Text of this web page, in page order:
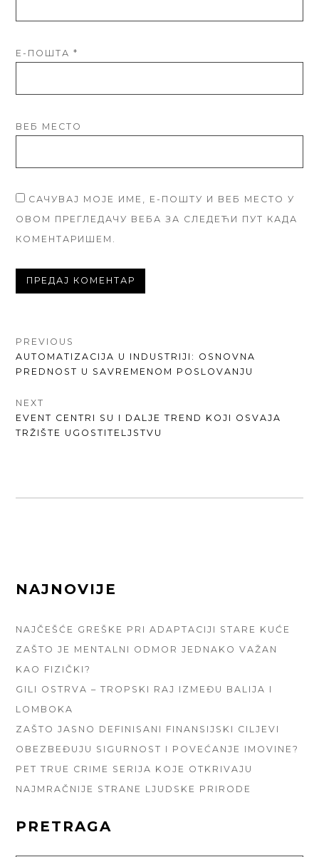
Е-ПОШТА*
ВЕБ МЕСТО
САЧУВАЈ МОЈЕ ИМЕ, Е-ПОШТУ И ВЕБ МЕСТО У
ОВОМ ПРЕГЛЕДАЧУ ВЕБА ЗА СЛЕДЕЋИ ПУТ КАДА
КОМЕНТАРИШЕМ.
КРЕТАЊЕ
ЧЛАНКА
PREVIOUS
PREVIOUS
POST:
AUTOMATIZACIJA U INDUSTRIJI: OSNOVNA
PREDNOST U SAVREMENOM POSLOVANJU
NEXT
NEXT
POST:
EVENT CENTRI SU I DALJE TREND KOJI OSVAJA
TRŽIŠTE UGOSTITELJSTVU
FOOTER
NAJNOVIJE
NAJČEŠĆE GREŠKE PRI ADAPTACIJI STARE KUĆE
ZAŠTO JE MENTALNI ODMOR JEDNAKO VAŽAN
KAO FIZIČKI?
GILI OSTRVA – TROPSKI RAJ IZMEĐU BALIJA I
LOMBOKA
ZAŠTO JASNO DEFINISANI FINANSIJSKI CILJEVI
OBEZBEĐUJU SIGURNOST I POVEĆANJE IMOVINE?
PET TRUE CRIME SERIJA KOJE OTKRIVAJU
NAJMRAČNIJE STRANE LJUDSKE PRIRODE
PRETRAGA